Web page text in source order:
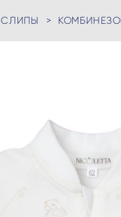
СЛИПЫ >